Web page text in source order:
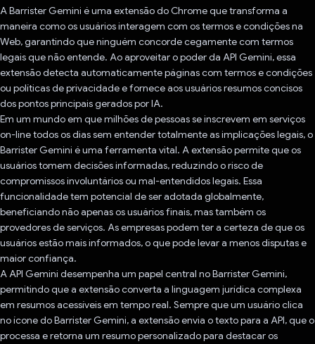
A Barrister Gemini é uma extensão do Chrome que transforma a
maneira como os usuários interagem com os termos e condições na
Web, garantindo que ninguém concorde cegamente com termos
legais que não entende. Ao aproveitar o poder da API Gemini, essa
extensão detecta automaticamente páginas com termos e condições
ou políticas de privacidade e fornece aos usuários resumos concisos
dos pontos principais gerados por IA.
Em um mundo em que milhões de pessoas se inscrevem em serviços
on-line todos os dias sem entender totalmente as implicações legais, o
Barrister Gemini é uma ferramenta vital. A extensão permite que os
usuários tomem decisões informadas, reduzindo o risco de
compromissos involuntários ou mal-entendidos legais. Essa
funcionalidade tem potencial de ser adotada globalmente,
beneficiando não apenas os usuários finais, mas também os
provedores de serviços. As empresas podem ter a certeza de que os
usuários estão mais informados, o que pode levar a menos disputas e
maior confiança.
A API Gemini desempenha um papel central no Barrister Gemini,
permitindo que a extensão converta a linguagem jurídica complexa
em resumos acessíveis em tempo real. Sempre que um usuário clica
no ícone do Barrister Gemini, a extensão envia o texto para a API, que o
processa e retorna um resumo personalizado para destacar os